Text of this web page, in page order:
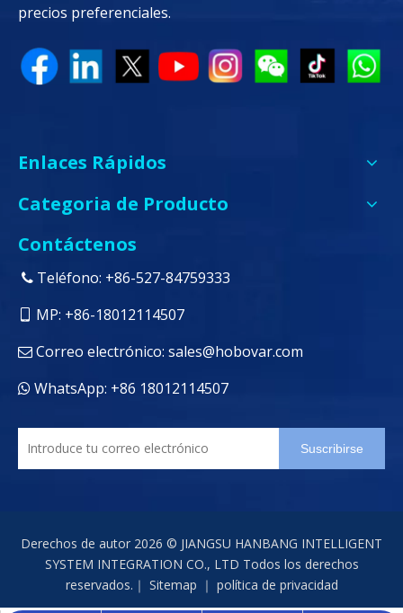
precios preferenciales.
Enlaces Rápidos
Categoria de Producto
Contáctenos
 Teléfono: +86-527-84759333
MP: +86-18012114507
 Correo electrónico: sales@hobovar.com
 WhatsApp: +86 18012114507
Suscribirse
Derechos de autor 2026 © JIANGSU HANBANG INTELLIGENT
SYSTEM INTEGRATION CO., LTD Todos los derechos
reservados.｜ Sitemap ｜ política de privacidad